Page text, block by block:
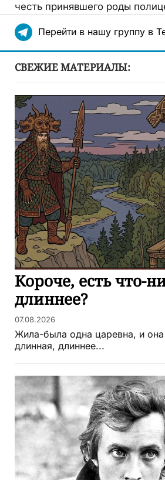
честь принявшего роды
Перейти в нашу группу в
СВЕЖИЕ МАТЕРИАЛЫ:
Короче, есть что-
длиннее?
07.08.2026
Жила-была одна царевна, и
длинная, длиннее...